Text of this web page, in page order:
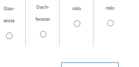
Glas­
leiste
Dach­
fenster
rollo rollo